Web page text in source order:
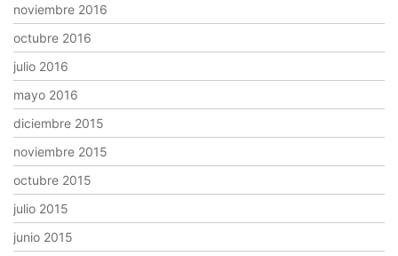
noviembre 2016
octubre 2016
julio 2016
mayo 2016
diciembre 2015
noviembre 2015
octubre 2015
julio 2015
junio 2015